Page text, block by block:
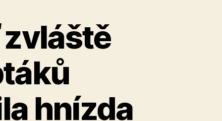
hnízda